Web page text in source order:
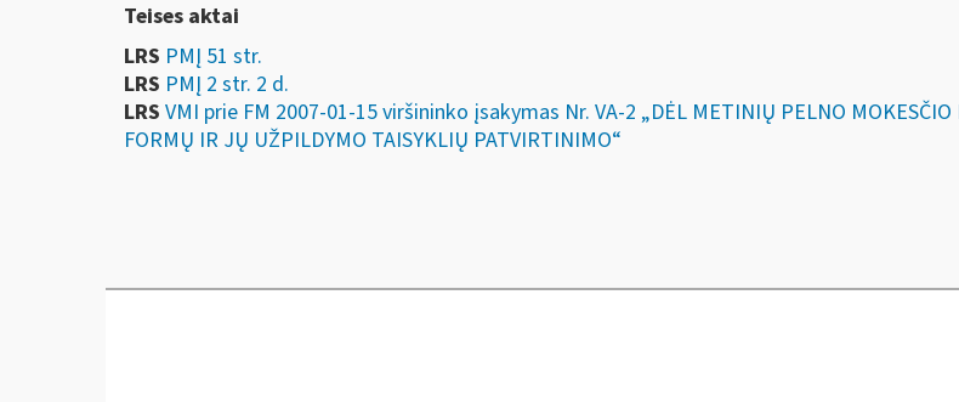
Teises aktai
LRS PMĮ 51 str.
LRS PMĮ 2 str. 2 d.
LRS VMI prie FM 2007-01-15 viršininko įsakymas Nr. VA-2 „DĖL METINIŲ PELNO
FORMŲ IR JŲ UŽPILDYMO TAISYKLIŲ PATVIRTINIMO“